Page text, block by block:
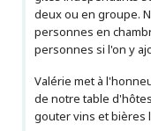
deux ou en groupe.
personnes en
personnes si l'on y
Valérie met à
de notre table
gouter vins et bières